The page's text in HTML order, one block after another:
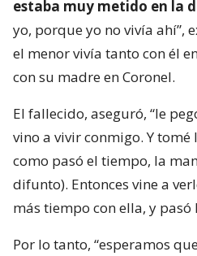
estaba muy metido en la
yo, porque yo no vivía ahí”,
el menor vivía tanto con él
con su madre en Coronel.
El fallecido, aseguró, “le
vino a vivir conmigo. Y
como pasó el tiempo, la
difunto). Entonces vine a
más tiempo con ella, y pasó
Por lo tanto, “esperamos